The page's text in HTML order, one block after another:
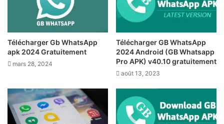
Télécharger Gb WhatsApp
apk 2024 Gratuitement
mars 28, 2024
Télécharger GB WhatsApp
2024 Android (GB Whatsapp
Pro APK) v40.10 gratuitement
août 13, 2023